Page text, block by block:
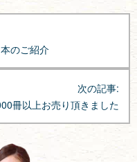
のご紹介
次の記事:
冊以上お売り頂きました